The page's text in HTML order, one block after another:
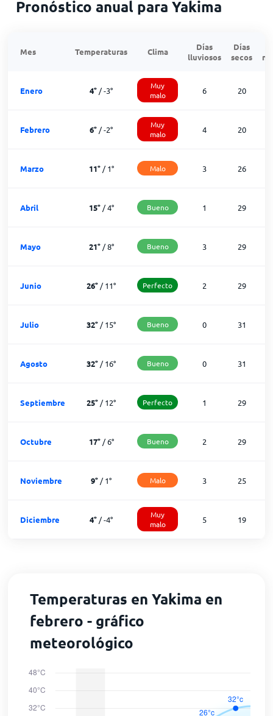
Pronóstico anual para Yakima
Mes Temperaturas Clima
Días
lluviosos
Días
secos
Enero 4° /-3°
Muy
malo
6 20
Febrero 6° /-2°
Muy
malo
4 20
Marzo 11°/1° Malo 3 26
Abril 15°/4° Bueno 1 29
Mayo 21°/8° Bueno 3 29
Junio 26° /11° Perfecto 2 29
Julio 32° /15° Bueno 0 31
Agosto 32° /16° Bueno 0 31
Septiembre 25° /12° Perfecto 1 29
Octubre 17°/6° Bueno 2 29
Noviembre 9° /1° Malo 3 25
Diciembre 4° /-4°
Muy
malo
5 19
Temperaturas en Yakima en
febrero - gráfico
meteorológico